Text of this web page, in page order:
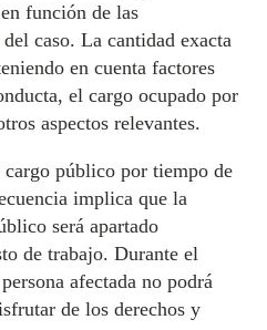
función de las
caso. La cantidad exacta
en cuenta factores
el cargo ocupado por
aspectos relevantes.
público por tiempo de
implica que la
será apartado
de trabajo. Durante el
afectada no podrá
de los derechos y